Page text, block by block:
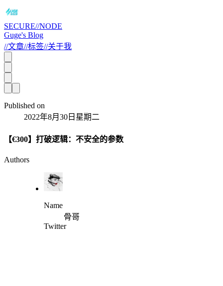
SECURE//NODE
Guge's Blog
//文章//标签//关于我
Published on
2022年8月30日星期二
【€300】打破逻辑：不安全的参数
Authors
Name
骨哥
Twitter